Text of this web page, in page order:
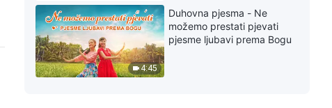
4:45
Duhovna pjesma - Ne
možemo prestati pjevati
pjesme ljubavi prema Bogu